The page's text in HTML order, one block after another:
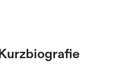
Kurzbiografie